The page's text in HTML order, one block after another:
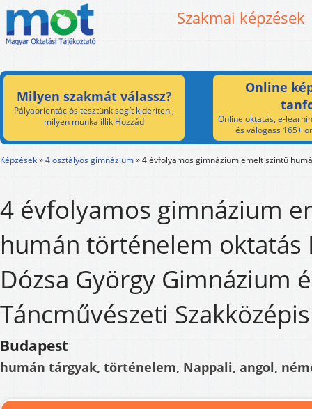
Szakmai képzések
Milyen szakmát válassz?
Pályaorientációs tesztünk segít kideríteni,
milyen munka illik Hozzád
Online
Online oktatás, e-
és válogass 165+
Képzések»4 osztályos gimnázium»4 évfolyamos gimnázium emelt szintű
4 évfolyamos gimnázium
humán történelem oktatás
Dózsa György Gimnázium
Táncművészeti
Budapest
humán tárgyak, történelem, Nappali, angol,